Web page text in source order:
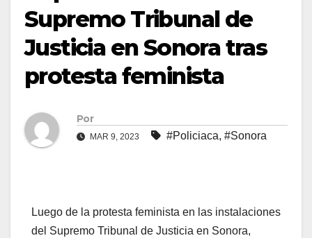
Supremo Tribunal de
Justicia en Sonora tras
protesta feminista
Por
MAR 9, 2023 #Policiaca, #Sonora
Luego de la protesta feminista en las instalaciones
del Supremo Tribunal de Justicia en Sonora,